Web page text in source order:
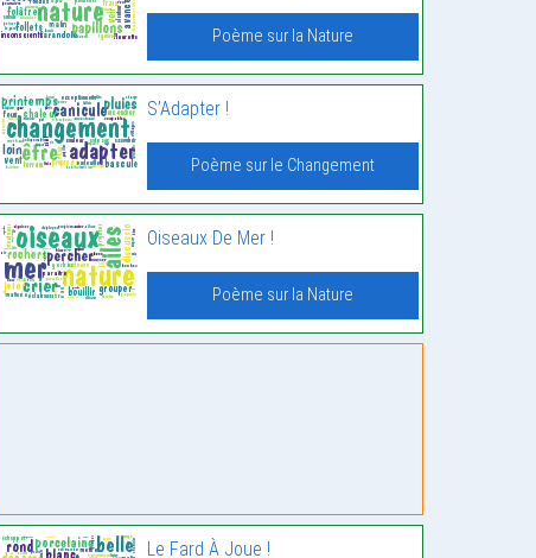
Poème sur la Nature
S’Adapter !
Poème sur le Changement
Oiseaux De Mer !
Poème sur la Nature
Le Fard À Joue !